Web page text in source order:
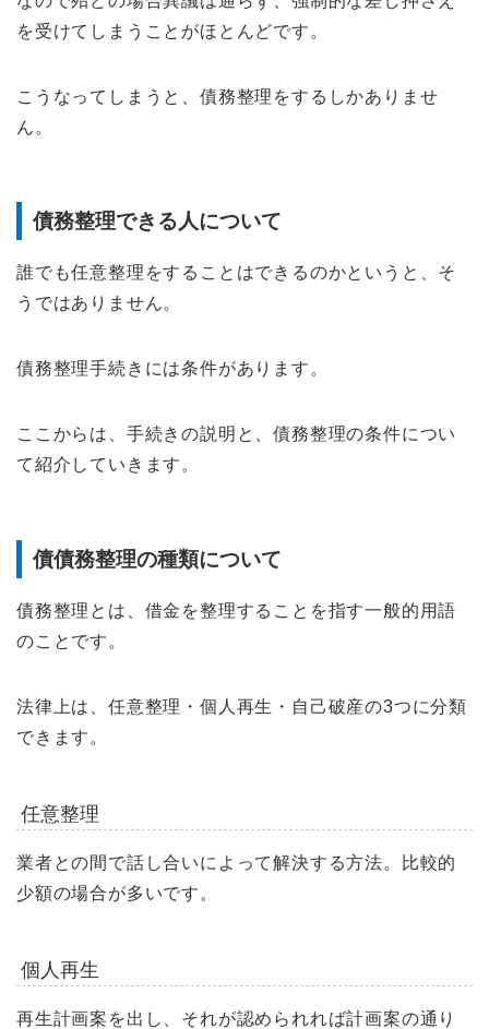
を受けてしまうことがほとんどです。
こうなってしまうと、債務整理をするしかありませ
ん。
債務整理できる人について
誰でも任意整理をすることはできるのかというと、そ
うではありません。
債務整理手続きには条件があります。
ここからは、手続きの説明と、債務整理の条件につい
て紹介していきます。
債債務整理の種類について
債務整理とは、借金を整理することを指す一般的用語
のことです。
法律上は、任意整理・個人再生・自己破産の3つに分類
できます。
任意整理
業者との間で話し合いによって解決する方法。比較的
少額の場合が多いです。
個人再生
再生計画案を出し、それが認められれば計画案の通り